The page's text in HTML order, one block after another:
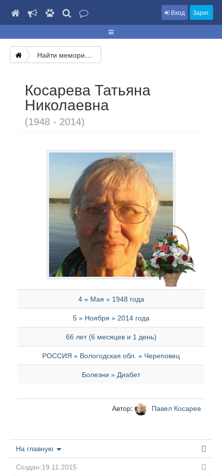
Вход Зарег.
Найти мемориал
Косарева Татьяна
Николаевна
(1948 - 2014)
4 » Мая » 1948 года
5 » Ноября » 2014 года
66 лет (6 месяцев и 1 день)
РОССИЯ » Вологодская обл. » Череповец
Болезни » Диабет
Автор: Павел Косарев
На главную
Создан:19.11.2015